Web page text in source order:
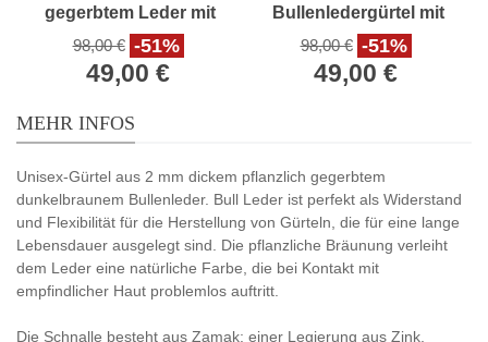
gegerbtem Leder mit
lässiger Metallschnalle
98,00 € -51%
49,00 €
Bullenledergürtel mit
lässiger Metallschnalle
98,00 € -51%
49,00 €
MEHR INFOS
Unisex-Gürtel aus 2 mm dickem pflanzlich gegerbtem
dunkelbraunem Bullenleder. Bull Leder ist perfekt als Widerstand
und Flexibilität für die Herstellung von Gürteln, die für eine lange
Lebensdauer ausgelegt sind. Die pflanzliche Bräunung verleiht
dem Leder eine natürliche Farbe, die bei Kontakt mit
empfindlicher Haut problemlos auftritt.
Die Schnalle besteht aus Zamak: einer Legierung aus Zink,